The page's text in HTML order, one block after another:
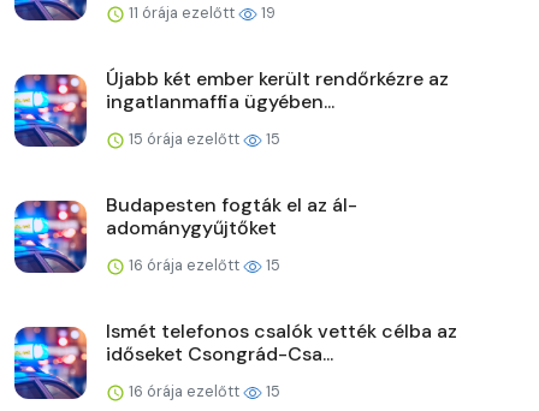
11 órája ezelőtt 19
Újabb két ember került rendőrkézre az
ingatlanmaffia ügyében...
15 órája ezelőtt 15
Budapesten fogták el az ál-
adománygyűjtőket
16 órája ezelőtt 15
Ismét telefonos csalók vették célba az
időseket Csongrád-Csa...
16 órája ezelőtt 15